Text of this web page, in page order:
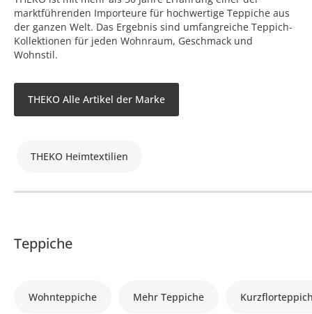
marktführenden Importeure für hochwertige Teppiche aus
der ganzen Welt. Das Ergebnis sind umfangreiche Teppich-
Kollektionen für jeden Wohnraum, Geschmack und
Wohnstil.
THEKO Alle Artikel der Marke
THEKO Heimtextilien
Teppiche
Wohnteppiche Mehr Teppiche